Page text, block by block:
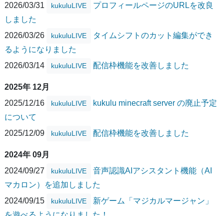
2026/03/31
kukuluLIVE
プロフィールページのURLを改良
しました
2026/03/26
kukuluLIVE
タイムシフトのカット編集ができ
るようになりました
2026/03/14
kukuluLIVE 配信枠機能を改善しました
2025年 12月
2025/12/16
kukuluLIVE
kukulu minecraft server の廃止予定
について
2025/12/09
kukuluLIVE 配信枠機能を改善しました
2024年 09月
2024/09/27
kukuluLIVE
音声認識AIアシスタント機能（AI
マカロン）を追加しました
2024/09/15
kukuluLIVE
新ゲーム「マジカルマージャン」